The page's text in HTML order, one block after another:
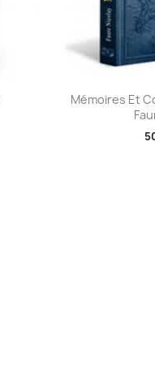

Mémoires Et